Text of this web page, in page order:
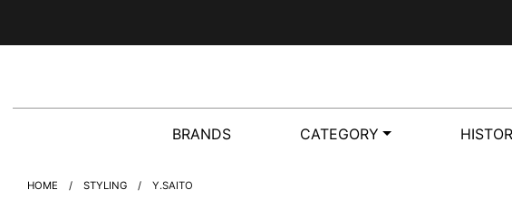
BRANDS CATEGORY
HOME STYLING Y.SAITO